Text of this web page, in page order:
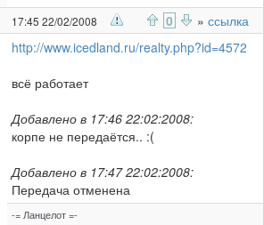
17:45 22/02/2008 0 » ссылка
http://www.icedland.ru/realty.php?id=4572
всё работает
Добавлено в 17:46 22:02:2008:
корпе не передаётся.. :(
Добавлено в 17:47 22:02:2008:
Передача отменена
-= Ланцелот =-